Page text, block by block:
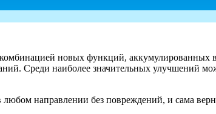
новых функций, аккумулированных
Среди наиболее значительных улучшений
направлении без повреждений, и сама